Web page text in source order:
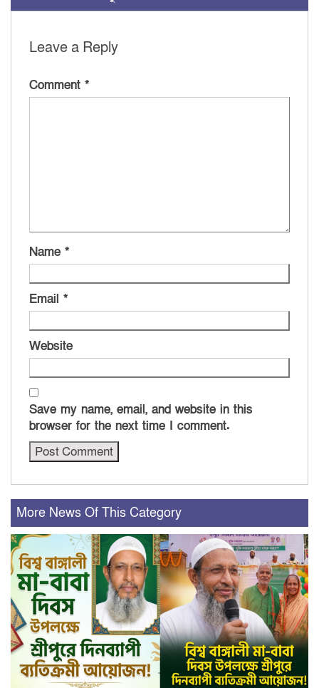
Leave a Reply
Comment *
Name *
Email *
Website
Save my name, email, and website in this
browser for the next time I comment.
More News Of This Category